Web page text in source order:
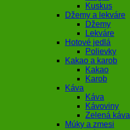
Kuskus
Džemy a lekváre
Džemy
Lekváre
Hotové jedlá
Polievky
Kakao a karob
Kakao
Karob
Káva
Káva
Kávoviny
Zelená káva
Múky a zmesi